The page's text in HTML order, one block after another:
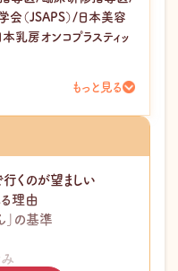
（JSAPS）/日本美容
房オンコプラスティッ
もっと見る
くのが望ましい
理由
」の基準